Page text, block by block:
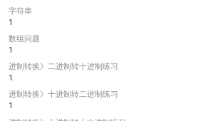
字符串
1
数组问题
1
进制转换》二进制转十进制练习
1
进制转换》十进制转二进制练习
1